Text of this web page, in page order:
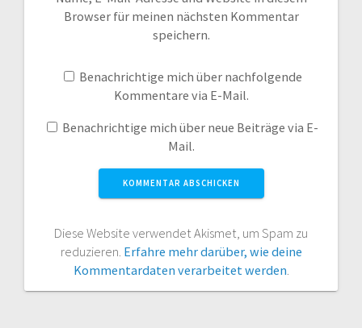
Browser für meinen nächsten Kommentar
speichern.
Benachrichtige mich über nachfolgende
Kommentare via E-Mail.
Benachrichtige mich über neue Beiträge via E-
Mail.
Diese Website verwendet Akismet, um Spam zu
reduzieren. Erfahre mehr darüber, wie deine
Kommentardaten verarbeitet werden